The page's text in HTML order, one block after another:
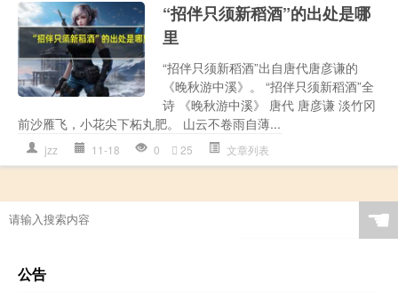
“招伴只须新稻酒”的出处是哪
里
“招伴只须新稻酒”出自唐代唐彦谦的
《晚秋游中溪》。 “招伴只须新稻酒”全
诗 《晚秋游中溪》 唐代 唐彦谦 淡竹冈
前沙雁飞，小花尖下柘丸肥。 山云不卷雨自薄...
jzz 11-18 0 25 文章列表
☚
公告